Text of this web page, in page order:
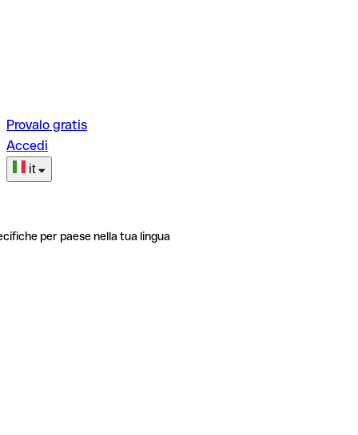
Provalo gratis
Accedi
it
per paese nella tua lingua